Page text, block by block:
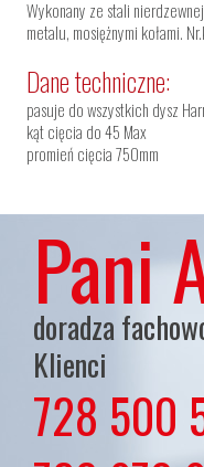
Wykonany ze stali
metalu, mosiężnymi kołami.
Dane techniczne:
pasuje do wszystkich dysz
kąt cięcia do 45 Max
promień cięcia 750mm
Pani
doradza
Klienci
728 500